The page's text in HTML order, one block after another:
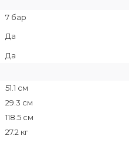
7 бар
Да
Да
51.1 см
29.3 см
118.5 см
27.2 кг